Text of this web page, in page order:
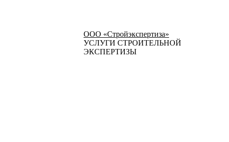
ООО «Стройэкспертиза»
УСЛУГИ СТРОИТЕЛЬНОЙ
ЭКСПЕРТИЗЫ